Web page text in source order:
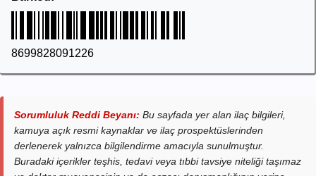
8699828091226
Sorumluluk Reddi Beyanı: Bu sayfada yer alan ilaç bilgileri,
kamuya açık resmi kaynaklar ve ilaç prospektüslerinden
derlenerek yalnızca bilgilendirme amacıyla sunulmuştur.
Buradaki içerikler teşhis, tedavi veya tıbbi tavsiye niteliği taşımaz